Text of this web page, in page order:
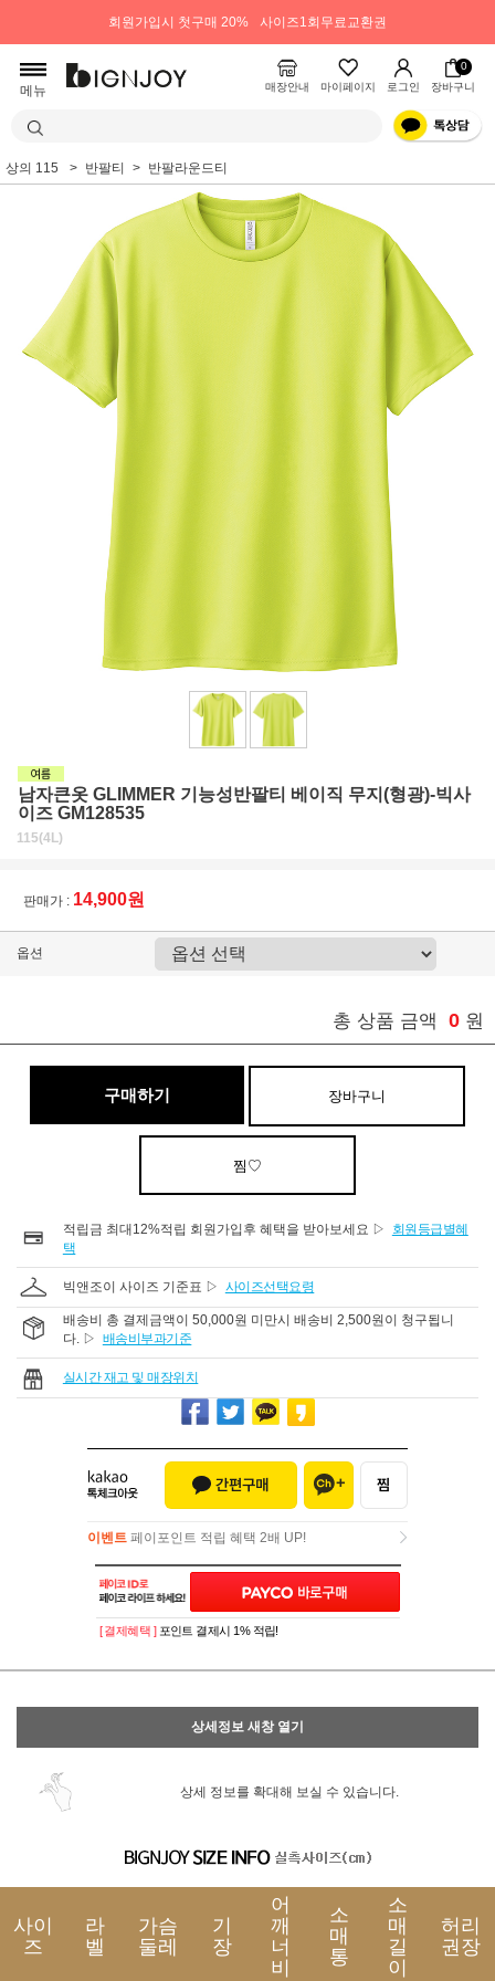
회원가입시 첫구매 20% 사이즈1회무료교환권
메뉴 매장안내 마이페이지 로그인
0
장바구니
상의 115 반팔티 반팔라운드티
남자큰옷 GLIMMER 기능성반팔티 베이직 무지(형광)-빅사
이즈 GM128535
115(4L)
판매가 : 14,900원
옵션
총 상품 금액 0 원
구매하기 장바구니
찜♡
적립금 최대12%적립 회원가입후 혜택을 받아보세요 ▷
회원등급별혜
택
빅앤조이 사이즈 기준표 ▷ 사이즈선택요령
배송비 총 결제금액이 50,000원 미만시 배송비 2,500원이 청구됩니
다. ▷ 배송비부과기준
실시간 재고 및 매장위치
이벤트 페이포인트 적립 혜택 2배 UP!
이벤트페이포인트 적립 혜택 2배 UP!
[ 결제혜택 ] 포인트 결제시 1% 적립!
상세정보 새창 열기
상세 정보를 확대해 보실 수 있습니다.
사이
즈
라
벨
가슴
둘레
기
장
어
깨
너
비
소
매
통
소
매
길
이
허리
권장